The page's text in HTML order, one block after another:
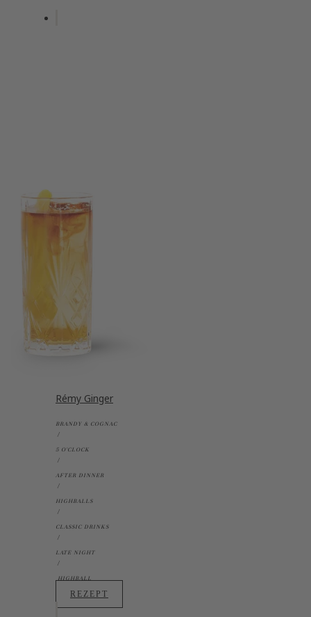
Rémy Ginger
BRANDY & COGNAC
5 O'CLOCK
AFTER DINNER
HIGHBALLS
CLASSIC DRINKS
LATE NIGHT
HIGHBALL
REZEPT